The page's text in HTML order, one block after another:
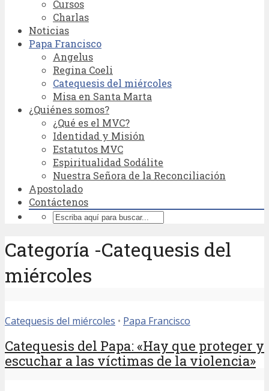
Cursos
Charlas
Noticias
Papa Francisco
Angelus
Regina Coeli
Catequesis del miércoles
Misa en Santa Marta
¿Quiénes somos?
¿Qué es el MVC?
Identidad y Misión
Estatutos MVC
Espiritualidad Sodálite
Nuestra Señora de la Reconciliación
Apostolado
Contáctenos
Categoría -Catequesis del
miércoles
Catequesis del miércoles • Papa Francisco
Catequesis del Papa: «Hay que proteger y
escuchar a las víctimas de la violencia»